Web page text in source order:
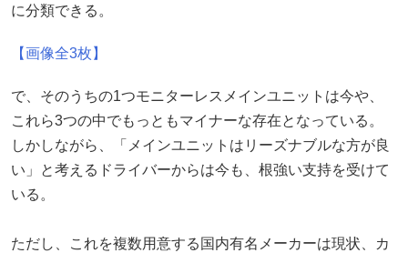
に分類できる。
【画像全3枚】
で、そのうちの1つモニターレスメインユニットは今や、
これら3つの中でもっともマイナーな存在となっている。
しかしながら、「メインユニットはリーズナブルな方が良
い」と考えるドライバーからは今も、根強い支持を受けて
いる。
ただし、これを複数用意する国内有名メーカーは現状、カ